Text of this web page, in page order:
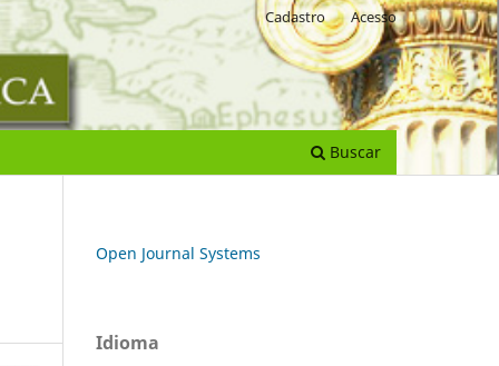
Buscar
Cadastro Acesso
Open Journal Systems
Idioma